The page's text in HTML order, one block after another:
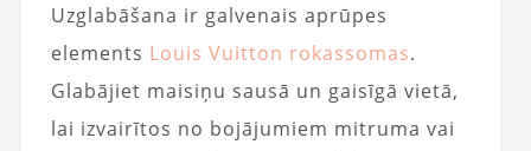
Uzglabāšana ir galvenais aprūpes
elements Louis Vuitton rokassomas.
Glabājiet maisiņu sausā un gaisīgā vietā,
lai izvairītos no bojājumiem mitruma vai